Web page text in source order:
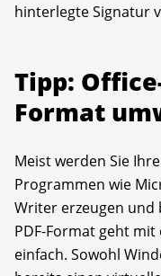
hinterlegte Signatur
Tipp:
Format
Meist werden Sie
Programmen wie
Writer erzeugen und
PDF-Format geht
einfach. Sowohl